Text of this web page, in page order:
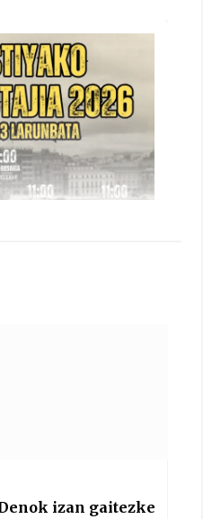
bideoa Hamaika
eskutik
izan gaitezke